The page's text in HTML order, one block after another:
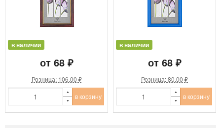
в наличии
от 68 ₽
Розница: 106.00 ₽
в корзину
в наличии
от 68 ₽
Розница: 80.00 ₽
в корзину